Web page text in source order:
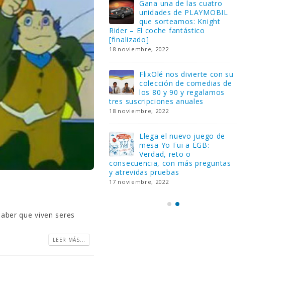
que viven seres
LEER MÁS...
que…? Diez
que igual no
de cuando íbamos a
Gana el nuevo juego Yo
Fui a EGB ‘¿Verdad, reto o
consecuencia?’
correctamente estas
2022
Prime Video estrena
es hoy’ y
recordamos cosas que se
moda en los 90 que ya
Gana una de las cuatro
unidades de PLAYMOBIL
que sorteamos: Knight
Rider – El coche fantástico
[finalizado]
18 noviembre, 2022
FlixOlé nos divierte con su
colección de comedias de
los 80 y 90 y regalamos
tres suscripciones anuales
18 noviembre, 2022
Llega el nuevo juego de
mesa Yo Fui a EGB:
Verdad, reto o
consecuencia, con más preguntas
y atrevidas pruebas
17 noviembre, 2022